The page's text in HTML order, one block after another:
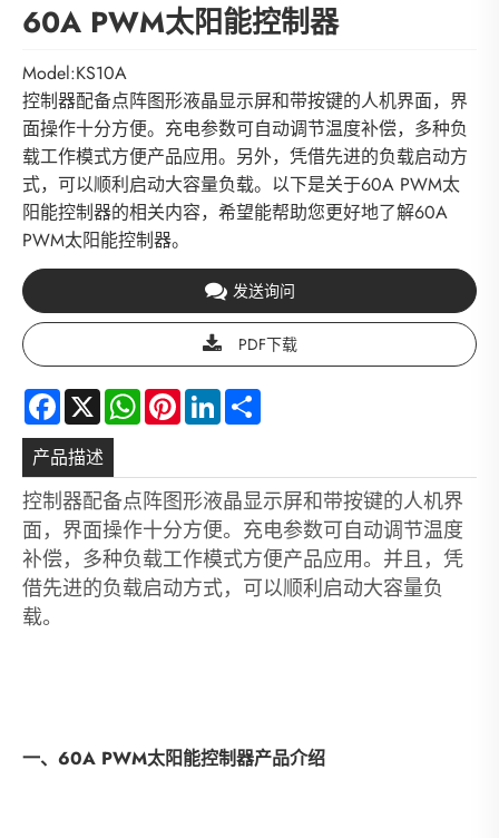
60A PWM太阳能控制器
Model:KS10A
控制器配备点阵图形液晶显示屏和带按键的人机界面，界
面操作十分方便。充电参数可自动调节温度补偿，多种负
载工作模式方便产品应用。另外，凭借先进的负载启动方
式，可以顺利启动大容量负载。以下是关于60A PWM太
阳能控制器的相关内容，希望能帮助您更好地了解60A
PWM太阳能控制器。
发送询问
PDF下载
Facebook
X WhatsApp
PinterestLinkedIn
产品描述
控制器配备点阵图形液晶显示屏和带按键的人机界
面，界面操作十分方便。充电参数可自动调节温度
补偿，多种负载工作模式方便产品应用。并且，凭
借先进的负载启动方式，可以顺利启动大容量负
载。
一、60A PWM太阳能控制器产品介绍